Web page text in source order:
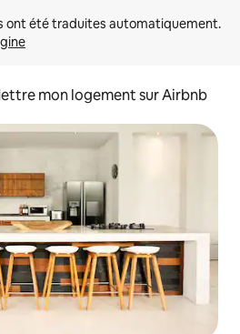
mon logement sur Airbnb